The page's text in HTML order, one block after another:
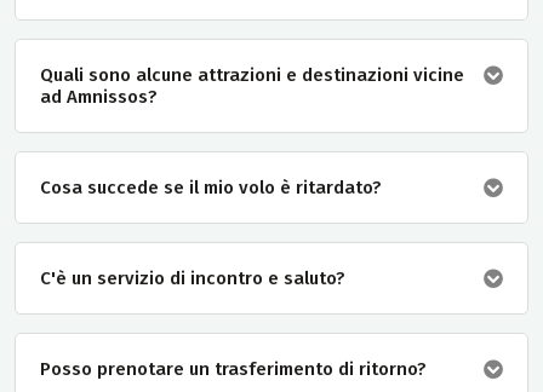
Quali sono alcune attrazioni e destinazioni vicine
ad Amnissos?
Cosa succede se il mio volo è ritardato?
C'è un servizio di incontro e saluto?
Posso prenotare un trasferimento di ritorno?